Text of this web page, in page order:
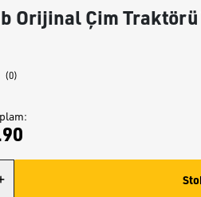
Orijinal Çim Traktörü
(0)
: